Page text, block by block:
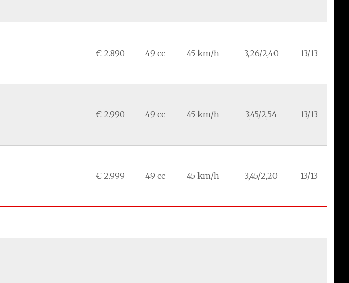
€ 2.890 49 cc 45 km/h 3,26/2,40 13/13
€ 2.990 49 cc 45 km/h 3,45/2,54 13/13
€ 2.999 49 cc 45 km/h 3,45/2,20 13/13